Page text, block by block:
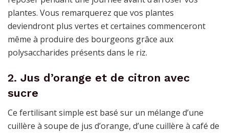
plantes. Vous remarquerez que vos plantes
deviendront plus vertes et certaines commenceront
même à produire des bourgeons grâce aux
polysaccharides présents dans le riz.
2. Jus d’orange et de citron avec
sucre
Ce fertilisant simple est basé sur un mélange d’une
cuillère à soupe de jus d’orange, d’une cuillère à café de